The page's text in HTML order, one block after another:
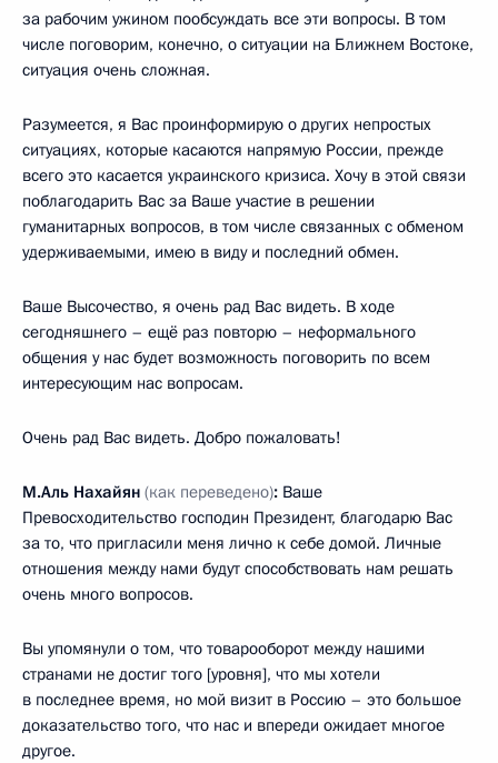
за рабочим ужином пообсуждать все эти вопросы. В том
числе поговорим, конечно, о ситуации на Ближнем Востоке,
ситуация очень сложная.
Разумеется, я Вас проинформирую о других непростых
ситуациях, которые касаются напрямую России, прежде
всего это касается украинского кризиса. Хочу в этой связи
поблагодарить Вас за Ваше участие в решении
гуманитарных вопросов, в том числе связанных с обменом
удерживаемыми, имею в виду и последний обмен.
Ваше Высочество, я очень рад Вас видеть. В ходе
сегодняшнего – ещё раз повторю – неформального
общения у нас будет возможность поговорить по всем
интересующим нас вопросам.
Очень рад Вас видеть. Добро пожаловать!
М.Аль Нахайян (как переведено): Ваше
Превосходительство господин Президент, благодарю Вас
за то, что пригласили меня лично к себе домой. Личные
отношения между нами будут способствовать нам решать
очень много вопросов.
Вы упомянули о том, что товарооборот между нашими
странами не достиг того [уровня], что мы хотели
в последнее время, но мой визит в Россию – это большое
доказательство того, что нас и впереди ожидает многое
другое.